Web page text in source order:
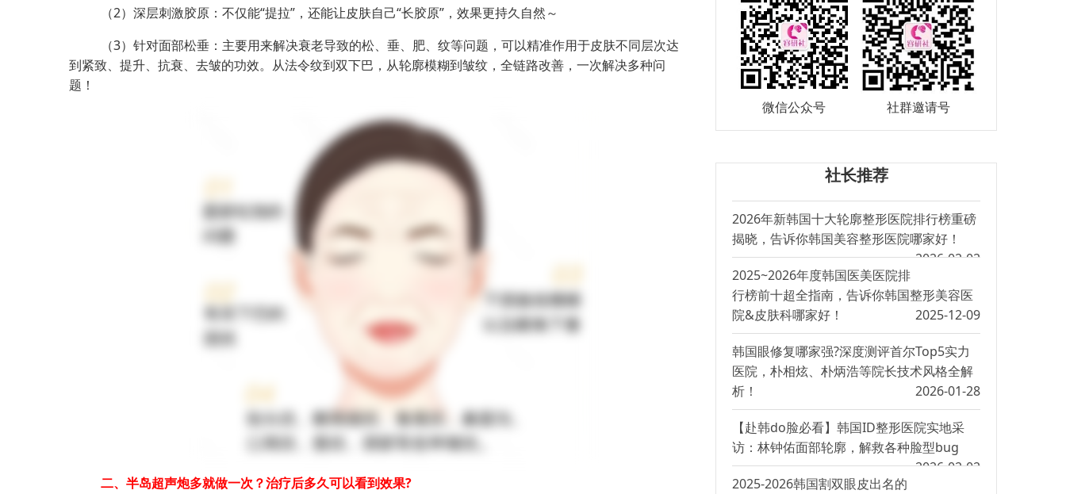
（2） 深层刺激胶原：不仅能“提拉”，还能让皮肤自己“长胶原”，效果更持久自然～
（3） 针对面部松垂：主要用来解决衰老导致的松、垂、肥、纹等问题，可以精准作用于皮肤不同层次达
到紧致、提升、抗衰、去皱的功效。从法令纹到双下巴，从轮廓模糊到皱纹，全链路改善，一次解决多种问
题！
二、半岛超声炮多就做一次？治疗后多久可以看到效果?
微信公众号 社群邀请号
社长推荐
2026年新韩国十大轮廓整形医院排行榜重磅
揭晓，告诉你韩国美容整形医院哪家好！
2026-02-02
2025~2026年度韩国医美医院排
行榜前十超全指南，告诉你韩国整形美容医
院&皮肤科哪家好！
2025-12-09
韩国眼修复哪家强?深度测评首尔Top5实力
医院，朴相炫、朴炳浩等院长技术风格全解
析！
2026-01-28
【赴韩do脸必看】韩国ID整形医院实地采
访：林钟佑面部轮廓，解救各种脸型bug
2026-02-02
2025-2026韩国割双眼皮出名的